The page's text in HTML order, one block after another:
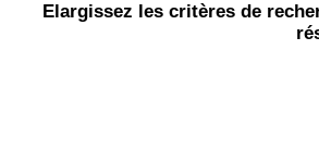
Elargissez les critères de